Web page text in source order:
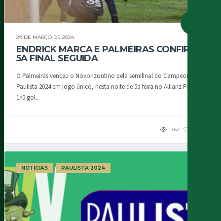
29 DE MARÇO DE 2024
ENDRICK MARCA E PALMEIRAS CONFIRMA
5A FINAL SEGUIDA
O Palmeiras venceu o Novorizontino pela semifinal do Campeonato
Paulista 2024 em jogo único, nesta noite de 5a feira no Allianz Parque:
1×0 gol...
1762
NOTÍCIAS PAULISTA 2024